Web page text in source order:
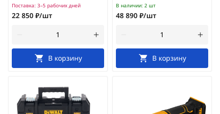
Поставка: 3–5 рабочих дней
22 850 ₽/шт
В корзину
В наличии: 2 шт
48 890 ₽/шт
В корзину